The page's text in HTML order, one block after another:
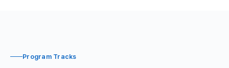
Program Tracks